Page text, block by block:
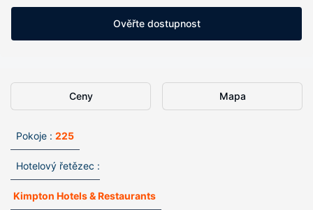
Ověřte dostupnost
Ceny Mapa
Pokoje : 225
Hotelový řetězec :
Kimpton Hotels & Restaurants